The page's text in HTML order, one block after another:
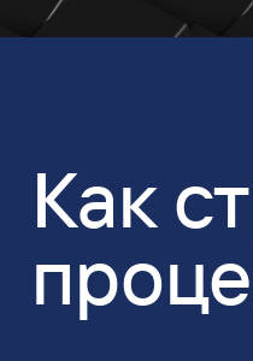
Как